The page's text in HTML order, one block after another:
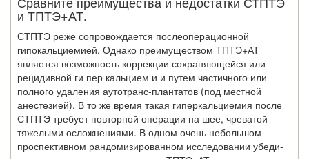
и ТПТЭ+АТ.
СТПТЭ реже сопровождается послеоперационной
гипокальциемией. Однако преимуществом ТПТЭ+АТ
является возможность коррекции сохраняющейся или
рецидивной ги пер кальцием и и путем частичного или
полного удаления аутотранс-плантатов (под местной
анестезией). В то же время такая гиперкальциемия после
СТПТЭ требует повторной операции на шее, чреватой
тяжелыми осложнениями. В одном очень небольшом
проспективном рандомизированном исследовании убеди­